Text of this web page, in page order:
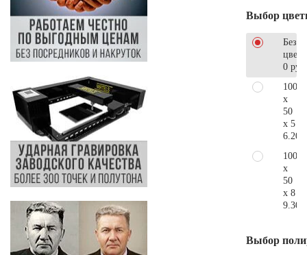
Выбор
Без
0 руб.
100
x
50
x 5
100
x
50
x 8
Выбор